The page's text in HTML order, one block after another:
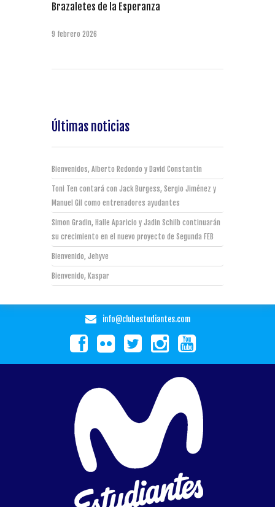
Brazaletes de la Esperanza
9 febrero 2026
Últimas noticias
Bienvenidos, Alberto Redondo y David Constantin
Toni Ten contará con Jack Burgess, Sergio Jiménez y
Manuel Gil como entrenadores ayudantes
Simon Gradin, Haile Aparicio y Jadin Schilb continuarán
su crecimiento en el nuevo proyecto de Segunda FEB
Bienvenido, Jehyve
Bienvenido, Kaspar
info@clubestudiantes.com